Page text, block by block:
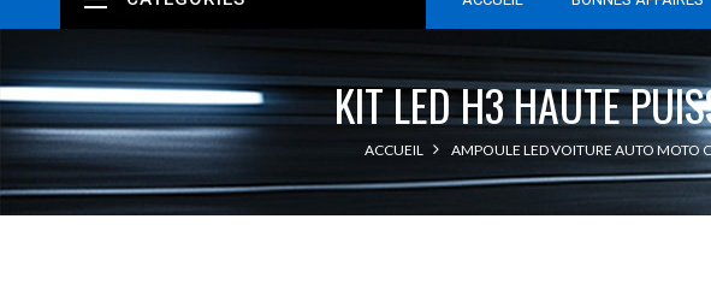
KIT LED H3 HAUTE
ACCUEIL AMPOULE LED VOITURE AUTO MOTO